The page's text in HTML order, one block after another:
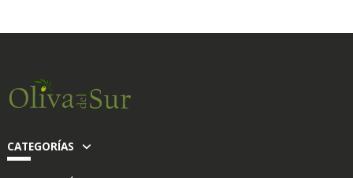
CATEGORÍAS